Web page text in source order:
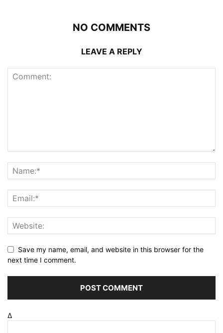
NO COMMENTS
LEAVE A REPLY
Save my name, email, and website in this browser for the
next time I comment.
Δ